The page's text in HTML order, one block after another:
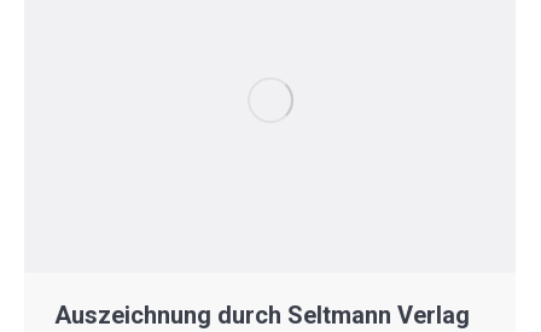
Auszeichnung durch Seltmann Verlag